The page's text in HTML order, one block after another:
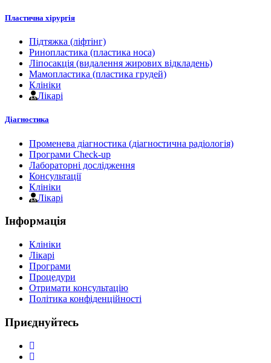
Пластична хірургія
Підтяжка (ліфтінг)
Ринопластика (пластика носа)
Ліпосакція (видалення жирових відкладень)
Мамопластика (пластика грудей)
Клініки
Лікарі
Діагностика
Променева діагностика (діагностична радіологія)
Програми Check-up
Лабораторні дослідження
Консультації
Клініки
Лікарі
Інформація
Клініки
Лікарі
Програми
Процедури
Отримати консультацію
Політика конфіденційності
Приєднуйтесь